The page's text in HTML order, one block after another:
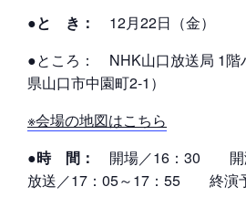
●と き：
12月22日（金）
●ところ： NHK山口放送局 1階
県山口市中園町2-1）
※会場の地図はこちら
●時 間：
開場／16：30
放送／17：05～17：55 終演